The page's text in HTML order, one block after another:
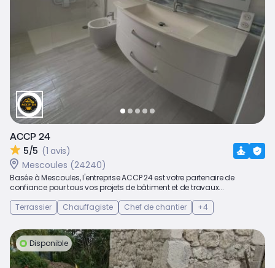
ACCP 24
5/5 (1 avis)
Mescoules (24240)
Basée à Mescoules, l'entreprise ACCP 24 est votre partenaire de
confiance pour tous vos projets de bâtiment et de travaux...
Terrassier
Chauffagiste Chef de chantier +4
Disponible